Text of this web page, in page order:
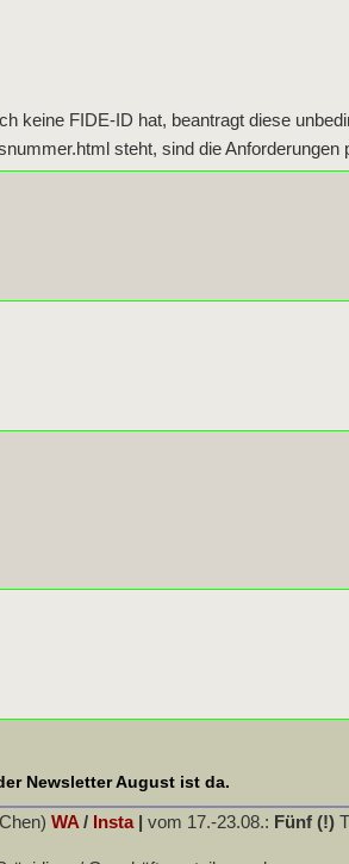
keine FIDE-ID hat, beantragt diese
steht, sind die Anforderungen
Newsletter August ist da.
WA / Insta| vom 17.-23.08.: Fünf (!)